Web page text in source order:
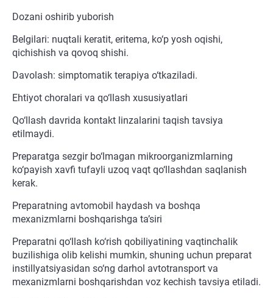
Dozani oshirib yuborish
Belgilari: nuqtali keratit, eritema, ko‘p yosh oqishi,
qichishish va qovoq shishi.
Davolash: simptomatik terapiya o‘tkaziladi.
Ehtiyot choralari va qo‘llash xususiyatlari
Qo‘llash davrida kontakt linzalarini taqish tavsiya
etilmaydi.
Preparatga sezgir bo‘lmagan mikroorganizmlarning
ko‘payish xavfi tufayli uzoq vaqt qo‘llashdan saqlanish
kerak.
Preparatning avtomobil haydash va boshqa
mexanizmlarni boshqarishga ta’siri
Preparatni qo‘llash ko‘rish qobiliyatining vaqtinchalik
buzilishiga olib kelishi mumkin, shuning uchun preparat
instillyatsiyasidan so‘ng darhol avtotransport va
mexanizmlarni boshqarishdan voz kechish tavsiya etiladi.